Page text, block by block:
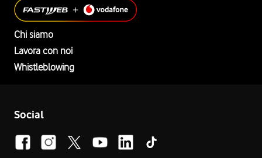
Chi siamo
Lavora con noi
Whistleblowing
Social